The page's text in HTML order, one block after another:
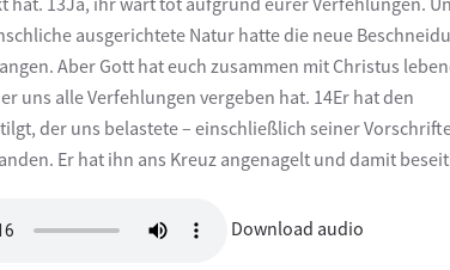
ausgerichtete Natur hatte die neue
Aber Gott hat euch zusammen mit Christus
uns alle Verfehlungen vergeben hat. 14Er hat den
der uns belastete – einschließlich seiner
Er hat ihn ans Kreuz angenagelt und damit
Download audio